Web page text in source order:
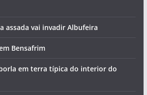
assada vai invadir Albufeira
Bensafrim
em terra típica do interior do